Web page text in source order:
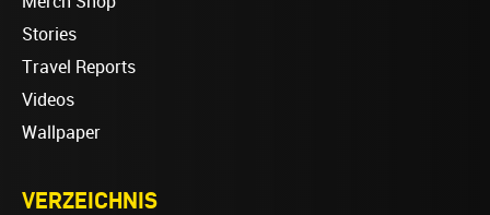
Stories
Travel Reports
Videos
Wallpaper
VERZEICHNIS